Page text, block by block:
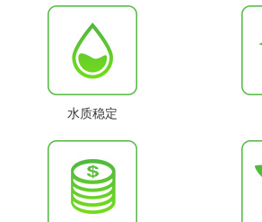
水质稳定